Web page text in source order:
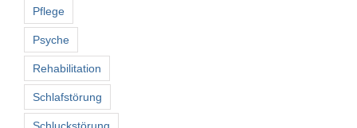
Pflege
Psyche
Rehabilitation
Schlafstörung
Schluckstörung